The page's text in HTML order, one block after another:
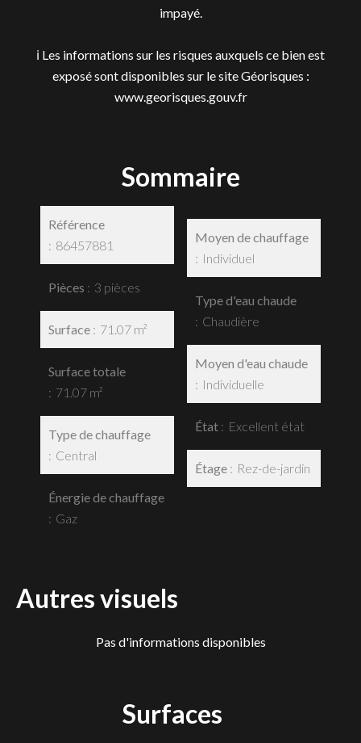
impayé.
ℹ️ Les informations sur les risques auxquels ce bien est
exposé sont disponibles sur le site Géorisques :
www.georisques.gouv.fr
Sommaire
Référence
86457881
Pièces 3 pièces
Surface 71.07 m²
Surface totale
71.07 m²
Type de chauffage
Central
Énergie de chauffage
Gaz
Moyen de chauffage
Individuel
Type d'eau chaude
Chaudière
Moyen d'eau chaude
Individuelle
État Excellent état
Étage Rez-de-jardin
Autres visuels
Pas d'informations disponibles
Surfaces